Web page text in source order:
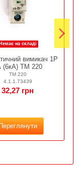
Немає на складі
вимикач 1Р
(6кА) ТМ 220
ТМ 220
4.1.1.73439
32,27 грн